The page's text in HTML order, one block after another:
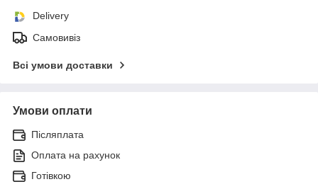
Delivery
Самовивіз
Всі умови доставки
Умови оплати
Післяплата
Оплата на рахунок
Готівкою